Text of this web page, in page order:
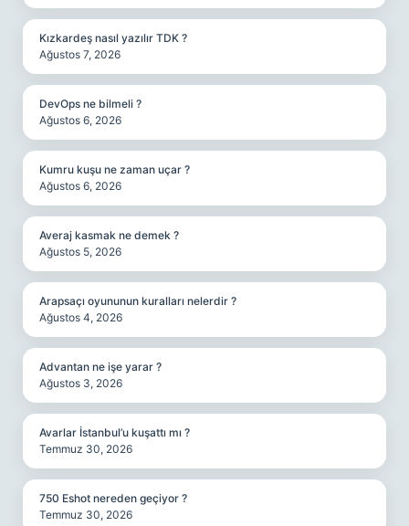
Kızkardeş nasıl yazılır TDK ?
Ağustos 7, 2026
DevOps ne bilmeli ?
Ağustos 6, 2026
Kumru kuşu ne zaman uçar ?
Ağustos 6, 2026
Averaj kasmak ne demek ?
Ağustos 5, 2026
Arapsaçı oyununun kuralları nelerdir ?
Ağustos 4, 2026
Advantan ne işe yarar ?
Ağustos 3, 2026
Avarlar İstanbul’u kuşattı mı ?
Temmuz 30, 2026
750 Eshot nereden geçiyor ?
Temmuz 30, 2026